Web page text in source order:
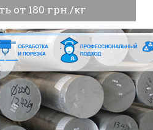
от 180 грн./кг